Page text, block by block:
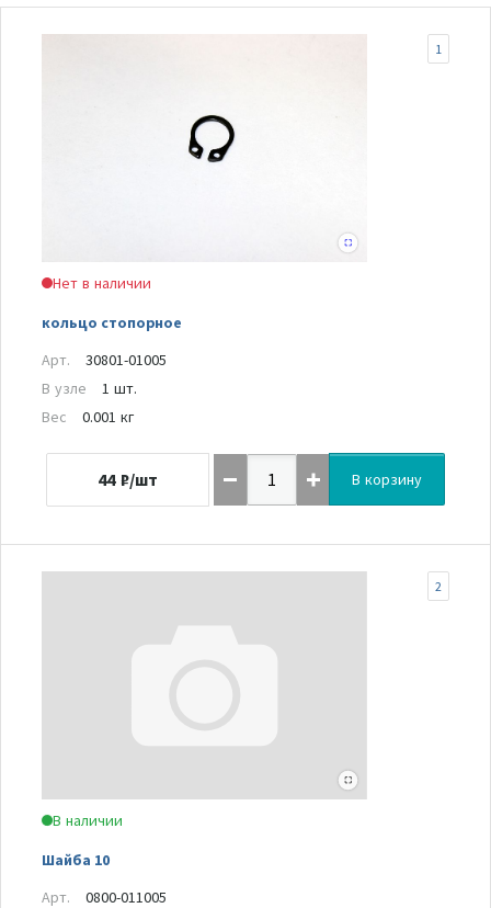
Нет в наличии
кольцо стопорное
1
Арт.
30801-01005
В узле
1 шт.
Вес
0.001 кг
44 ₽/шт В корзину
В наличии
Шайба 10
2
Арт.
0800-011005